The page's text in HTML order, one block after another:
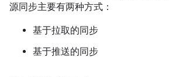
源同步主要有两种方式：
基于拉取的同步
基于推送的同步